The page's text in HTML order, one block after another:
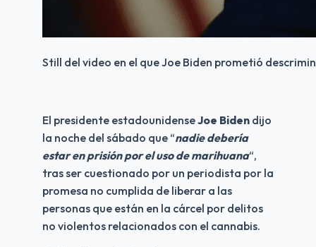
Still del video en el que Joe Biden prometió
El presidente estadounidense Joe Biden dijo
la noche del sábado que “nadie debería
estar en prisión por el uso de marihuana“,
tras ser cuestionado por un periodista por la
promesa no cumplida de liberar a las
personas que están en la cárcel por delitos
no violentos relacionados con el cannabis.